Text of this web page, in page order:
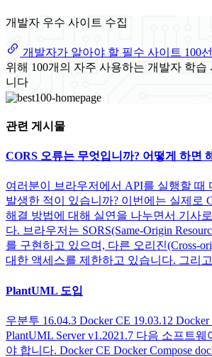
개발자 우수 사이트 수집
개발자가 알아야 할 필수 사이트 100
위해 100개의 자주 사용하는 개발자 학습
니다
관련 게시물
CORS 오류는 무엇입니까? 어떻게 하면
여러분이 브라우저에서 API를 실행할 때
발생한 적이 있습니까? 이번에는 실제로
해결 방법에 대해 실연을 나누면서 기사
다. 브라우저는 SORS(Same-Origin
를 구현하고 있으며, 다른 오리진(Cross-
대한 액세스를 제한하고 있습니다. 그리
PlantUML 도입
우분투 16.04.3 Docker CE 19.03.12 Docker
PlantUML Server v1.2021.7 다음 소프트
야 합니다. Docker CE Docker Compose